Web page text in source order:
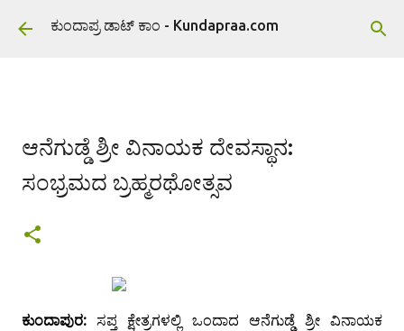
ವಿಷಯಕ್ಕೆ ಹೋಗಿ
ಕುಂದಾಪ್ರ ಡಾಟ್ ಕಾಂ - Kundapraa.com
ಆನೆಗುಡ್ಡೆ ಶ್ರೀ ವಿನಾಯಕ ದೇವಸ್ಥಾನ:
ಸಂಭ್ರಮದ ಬ್ರಹ್ಮರಥೋತ್ಸವ
ಕುಂದಾಪುರ: ಸಪ್ತ ಕ್ಷೇತ್ರಗಳಲ್ಲಿ ಒಂದಾದ ಆನೆಗುಡ್ಡೆ ಶ್ರೀ ವಿನಾಯಕ